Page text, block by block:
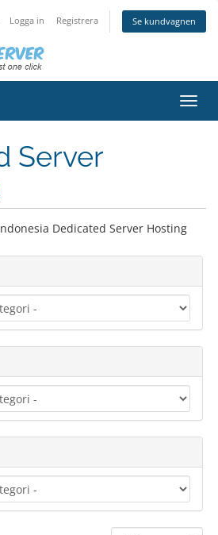
Logga in Registrera Se kundvagnen
Växla
Server
Dedicated Server Hosting